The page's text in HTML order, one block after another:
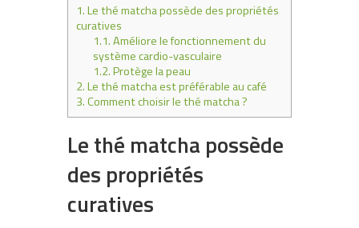
1.Le thé matcha possède des propriétés
curatives
1.1.Améliore le fonctionnement du
système cardio-vasculaire
1.2.Protège la peau
2.Le thé matcha est préférable au café
3.Comment choisir le thé matcha ?
Le thé matcha possède
des propriétés
curatives